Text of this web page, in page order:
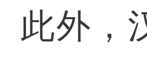
，汉